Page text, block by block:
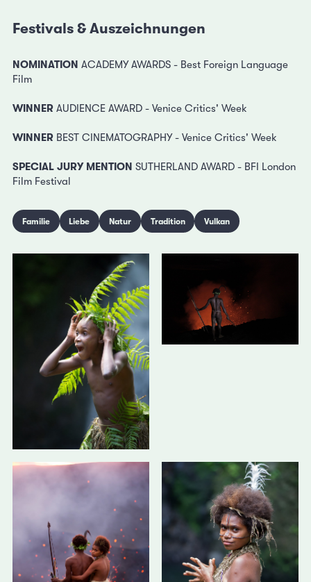
Festivals & Auszeichnungen
NOMINATION ACADEMY AWARDS - Best Foreign Language
Film
WINNER AUDIENCE AWARD - Venice Critics' Week
WINNER BEST CINEMATOGRAPHY - Venice Critics' Week
SPECIAL JURY MENTION SUTHERLAND AWARD - BFI London
Film Festival
Familie Liebe Natur Tradition Vulkan